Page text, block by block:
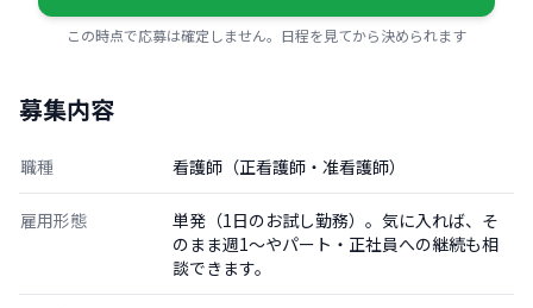
この時点で応募は確定しません。日程を見てから決められます
募集内容
職種 看護師（正看護師・准看護師）
雇用形態
単発（1日のお試し勤務）。気に入れば、そ
のまま週1〜やパート・正社員への継続も相
談できます。